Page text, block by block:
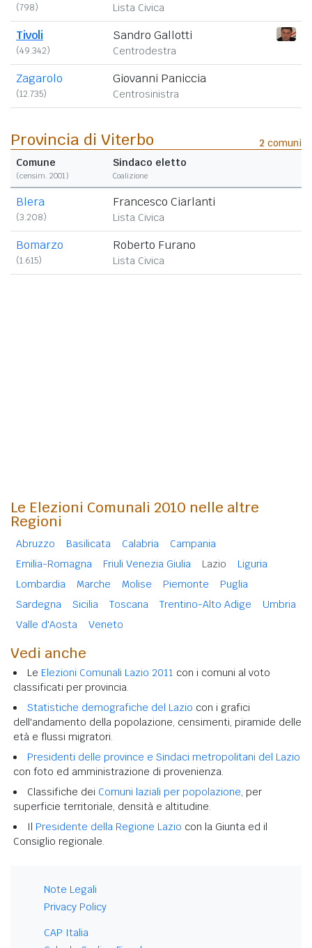
(798) Lista Civica
Tivoli
(49.342)
Sandro Gallotti
Centrodestra
Zagarolo
(12.735)
Giovanni Paniccia
Centrosinistra
Provincia di Viterbo 2 comuni
Comune
(censim. 2001)
Sindaco eletto
Coalizione
Blera
(3.208)
Francesco Ciarlanti
Lista Civica
Bomarzo
(1.615)
Roberto Furano
Lista Civica
Le Elezioni Comunali 2010 nelle altre
Regioni
Abruzzo Basilicata Calabria
Campania
Emilia-Romagna
Friuli Venezia Giulia Lazio
Liguria
Lombardia
Marche Molise Piemonte
Puglia
Sardegna
Sicilia Toscana Trentino-Alto Adige
Umbria
Valle d'Aosta
Veneto
Vedi anche
Le Elezioni Comunali Lazio 2011 con i comuni al voto
classificati per provincia.
Statistiche demografiche del Lazio con i grafici
dell'andamento della popolazione, censimenti, piramide delle
età e flussi migratori.
Presidenti delle province e Sindaci metropolitani del Lazio
con foto ed amministrazione di provenienza.
Classifiche dei Comuni laziali per popolazione, per
superficie territoriale, densità e altitudine.
Il Presidente della Regione Lazio con la Giunta ed il
Consiglio regionale.
Note Legali
Privacy Policy
CAP Italia